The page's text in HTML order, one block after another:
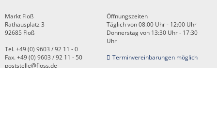
Markt Floß
Rathausplatz 3
92685 Floß
Tel. +49 (0) 9603 / 92 11 - 0
Fax. +49 (0) 9603 / 92 11 - 50
poststelle@floss.de
Öffnungszeiten
Täglich von 08:00 Uhr - 12:00 Uhr
Donnerstag von 13:30 Uhr - 17:30
Uhr
Terminvereinbarungen möglich